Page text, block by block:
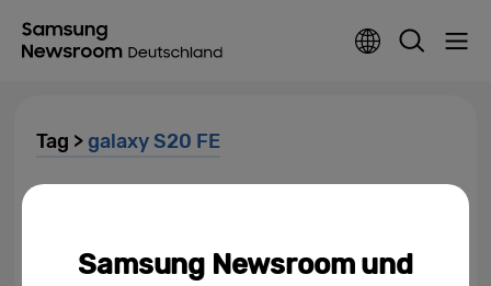
Tag > galaxy S20 FE
Samsung Newsroom und